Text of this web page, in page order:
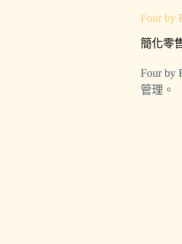
Four by
簡化零
Four by
管理。